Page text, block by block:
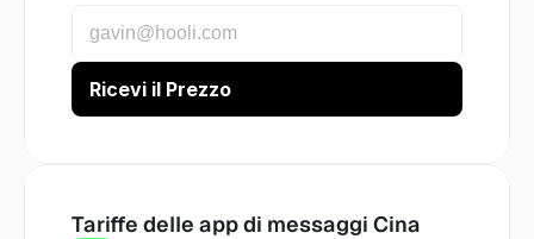
Tariffe delle app di messaggi Cina